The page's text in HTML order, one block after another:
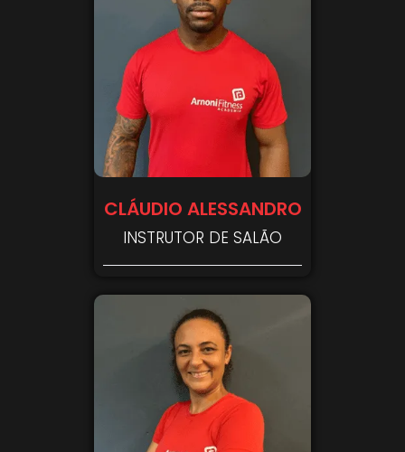
CLÁUDIO ALESSANDRO
INSTRUTOR DE SALÃO